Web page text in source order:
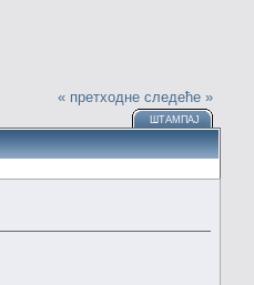
« претходне следеће »
ШТАМПАЈ